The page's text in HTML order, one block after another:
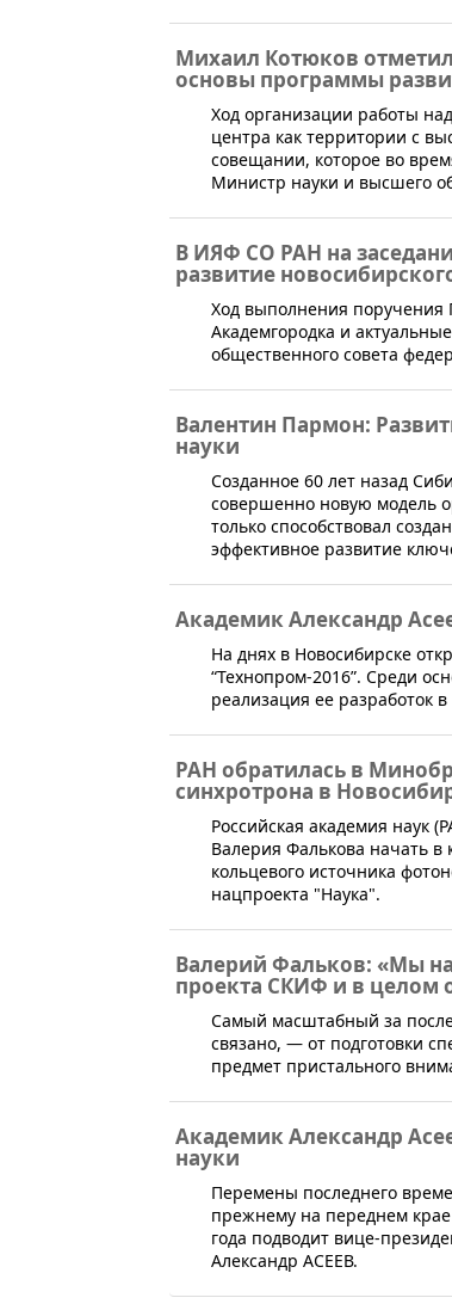
Михаил Котюков
основы программы
​Ход организации работы
центра как территории с
совещании, которое во
Министр науки и высшего
В ИЯФ СО РАН на
развитие
​​Ход выполнения поручения
Академгородка и
общественного совета
Валентин Пармон:
науки
​Созданное 60 лет назад
совершенно новую модель
только способствовал
эффективное развитие
Академик Александр
На днях в Новосибирске
“Технопром-2016”. Среди
реализация ее разработок
РАН обратилась в
синхротрона в
​​​Российская академия наук
Валерия Фалькова начать в
кольцевого источника
нацпроекта "Наука".
Валерий Фальков: «Мы
проекта СКИФ и в целом
​Cамый масштабный за
связано, — от подготовки
предмет пристального
Академик Александр
науки
Перемены последнего
прежнему на переднем
года подводит вице-
Александр АСЕЕВ.